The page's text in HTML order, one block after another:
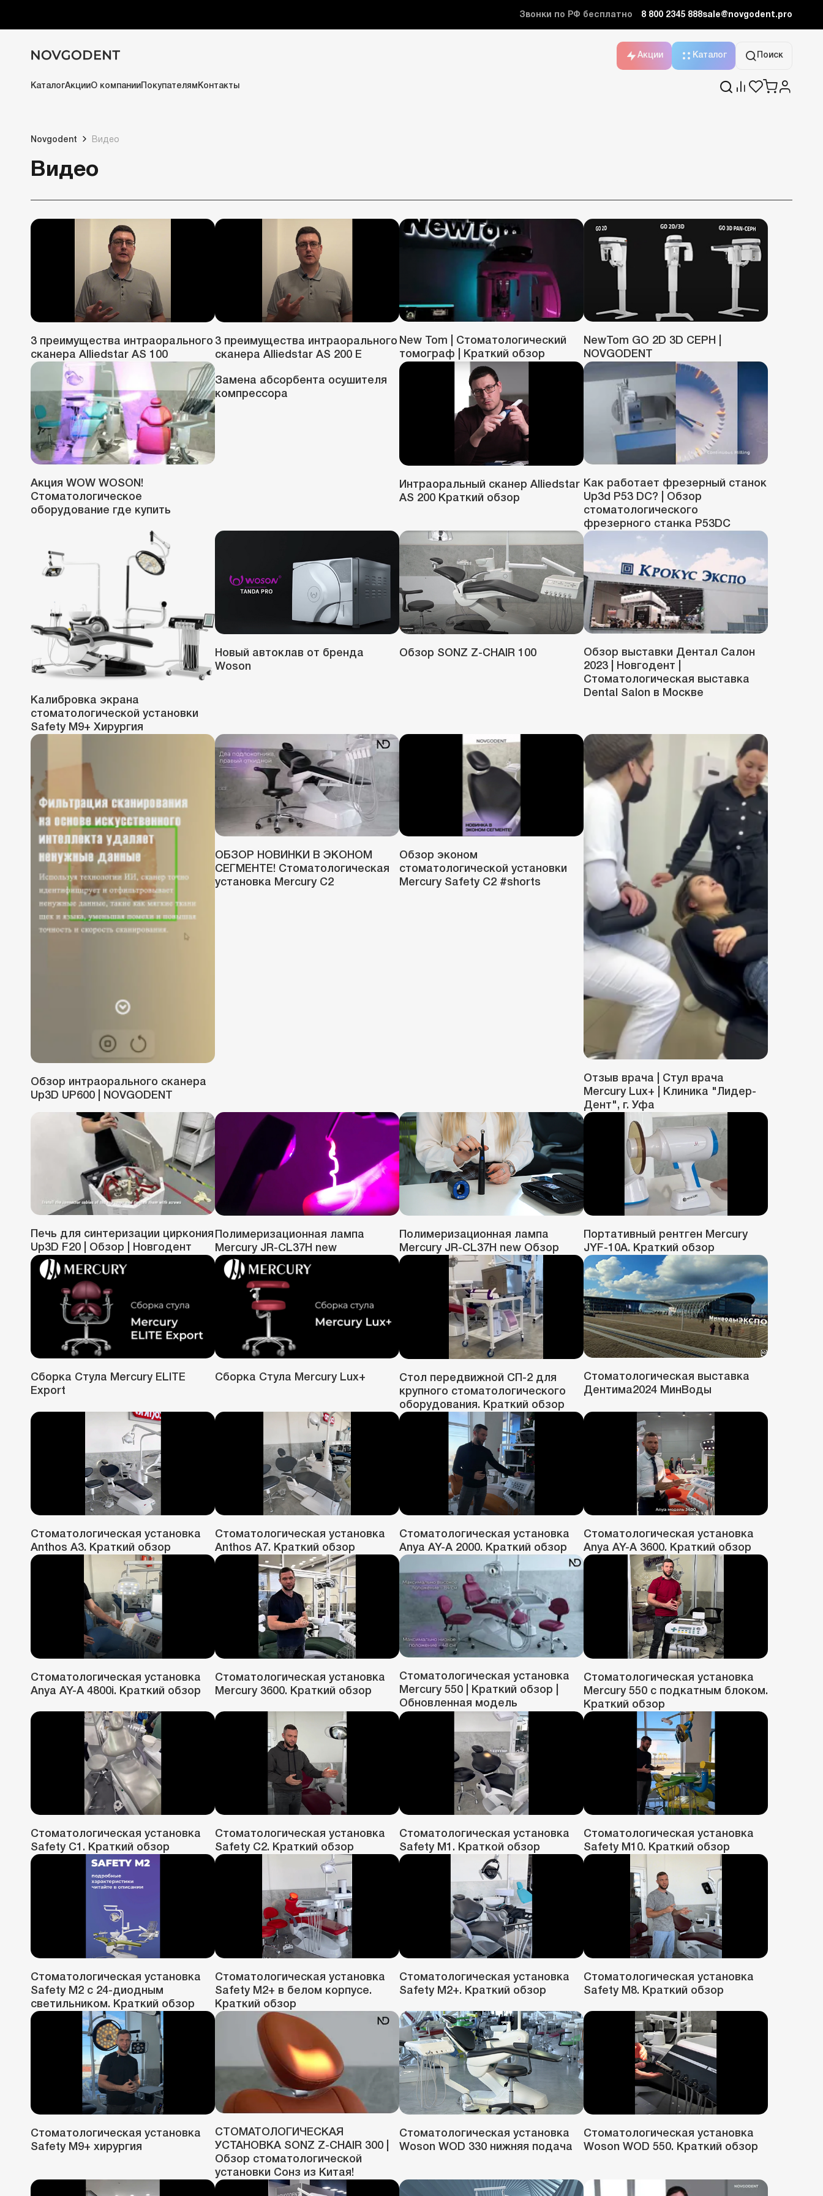
Звонки по РФ бесплатно 8 800 2345 888sale@novgodent.pro
Акции Каталог Поиск
КаталогАкцииО компании Покупателям Контакты
Novgodent Видео
Видео
3 преимущества интраорального
сканера Alliedstar AS 100
3 преимущества интраорального
сканера Alliedstar AS 200 E
New Tom | Стоматологический
томограф | Краткий обзор
NewTom GO 2D 3D CEPH |
NOVGODENT
Акция WOW WOSON!
Стоматологическое
оборудование где купить
Замена абсорбента осушителя
компрессора
Интраоральный сканер Alliedstar
AS 200 Краткий обзор
Как работает фрезерный станок
Up3d P53 DC? | Обзор
стоматологического
фрезерного станка P53DC
Калибровка экрана
стоматологической установки
Safety M9+ Хирургия
Новый автоклав от бренда
Woson
Обзор SONZ Z-CHAIR 100
Обзор выставки Дентал Салон
2023 | Новгодент |
Стоматологическая выставка
Dental Salon в Москве
Обзор интраорального сканера
Up3D UP600 | NOVGODENT
ОБЗОР НОВИНКИ В ЭКОНОМ
СЕГМЕНТЕ! Стоматологическая
установка Mercury C2
Обзор эконом
стоматологической установки
Mercury Safety C2 #shorts
Отзыв врача | Стул врача
Mercury Lux+ | Клиника "Лидер-
Дент", г. Уфа
Печь для синтеризации циркония
Up3D F20 | Обзор | Новгодент
Полимеризационная лампа
Mercury JR-CL37H new
Полимеризационная лампа
Mercury JR-CL37H new Обзор
Портативный рентген Mercury
JYF-10A. Краткий обзор
Сборка Стула Mercury ELITE
Export
Сборка Стула Mercury Lux+
Стол передвижной СП-2 для
крупного стоматологического
оборудования. Краткий обзор
Стоматологическая выставка
Дентима2024 МинВоды
Стоматологическая установка
Anthos A3. Краткий обзор
Стоматологическая установка
Anthos A7. Краткий обзор
Стоматологическая установка
Anya AY-A 2000. Краткий обзор
Стоматологическая установка
Anya AY-A 3600. Краткий обзор
Стоматологическая установка
Anya AY-A 4800i. Краткий обзор
Стоматологическая установка
Mercury 3600. Краткий обзор
Стоматологическая установка
Mercury 550 | Краткий обзор |
Обновленная модель
Стоматологическая установка
Mercury 550 с подкатным блоком.
Краткий обзор
Стоматологическая установка
Safety C1. Краткий обзор
Стоматологическая установка
Safety C2. Краткий обзор
Стоматологическая установка
Safety M1. Краткой обзор
Стоматологическая установка
Safety M10. Краткий обзор
Стоматологическая установка
Safety M2 с 24-диодным
светильником. Краткий обзор
Стоматологическая установка
Safety M2+ в белом корпусе.
Краткий обзор
Стоматологическая установка
Safety M2+. Краткий обзор
Стоматологическая установка
Safety M8. Краткий обзор
Стоматологическая установка
Safety M9+ хирургия
СТОМАТОЛОГИЧЕСКАЯ
УСТАНОВКА SONZ Z-CHAIR 300 |
Обзор стоматологической
установки Сонз из Китая!
Стоматологическая установка
Woson WOD 330 нижняя подача
Стоматологическая установка
Woson WOD 550. Краткий обзор